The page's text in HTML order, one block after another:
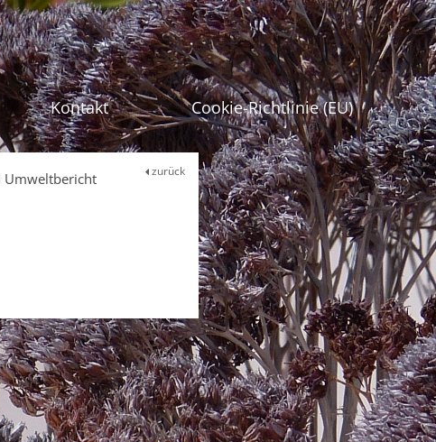
Kontakt Cookie-Richtlinie (EU)
Umweltbericht zurück